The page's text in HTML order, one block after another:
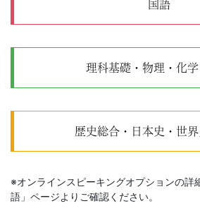
国語
理科基礎・物理・化
歴史総合・日本史・世
※オンラインスピーキングオプションの詳
語」ページよりご確認ください。